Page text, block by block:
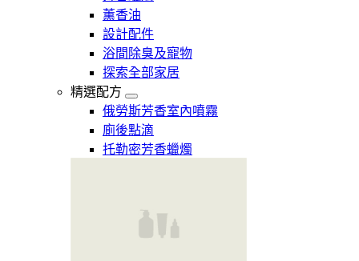
薰香油
設計配件
浴間除臭及寵物
探索全部家居
精選配方
俄勞斯芳香室內噴霧
廁後點滴
托勒密芳香蠟燭